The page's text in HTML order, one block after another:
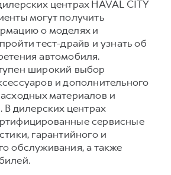
центрах HAVAL CITY
могут получить
о моделях и
тест-драйв и узнать об
автомобиля.
широкий выбор
и дополнительного
материалов и
В дилерских центрах
сервисные
гарантийного и
обслуживания, а также